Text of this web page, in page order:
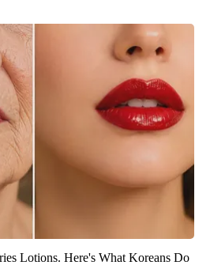
Lotions. Here's What Koreans Do